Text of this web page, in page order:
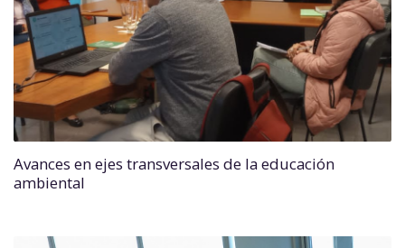
Avances en ejes transversales de la educación
ambiental